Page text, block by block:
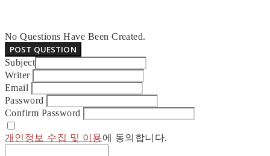
No Questions Have Been Created.
POST QUESTION
Subject
Writer
Email
Password
Confirm Password
개인정보 수집 및 이용에 동의합니다.